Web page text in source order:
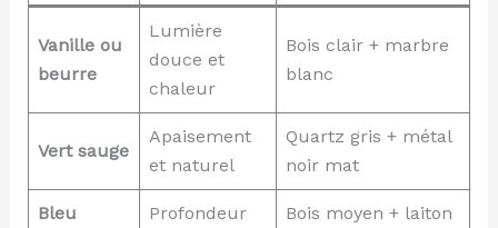
Vanille ou
beurre
Lumière
douce et
chaleur
Bois clair + marbre
blanc
Vert sauge
Apaisement
et naturel
Quartz gris + métal
noir mat
Bleu
Profondeur
Bois moyen + laiton